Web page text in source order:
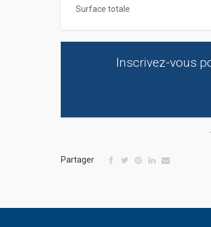
Surface totale
Inscrivez-vous
Partager